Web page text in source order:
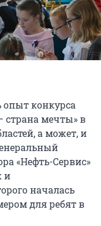
опыт конкурса
страна мечты» в
а может, и
«Нефть-Сервис»
и
началась
для ребят в